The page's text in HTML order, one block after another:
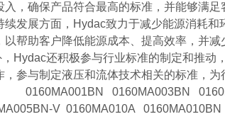
入，确保产品符合最高的标准，并能够满足
续发展方面，Hydac致力于减少能源消耗
以帮助客户降低能源成本、提高效率，并减
Hydac还积极参与行业标准的制定和推动
，参与制定液压和流体技术相关的标准，为
0160MA001BN 0160MA003BN
V 0160MA010A